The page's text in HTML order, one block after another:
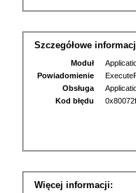
Szczegółowe
Moduł
Powiadomienie
Obsługa
Kod błędu
Więcej informacji: